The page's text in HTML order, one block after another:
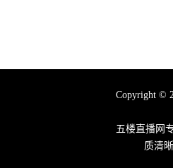
Copyright ©
五楼直播网
质清